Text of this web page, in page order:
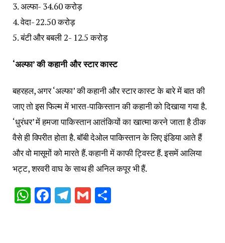
3. अल्फा- 34.60 करोड़
4. वेदा- 22.50 करोड़
5. बंटी और बबली 2- 12.5 करोड़
‘अल्फा’ की कहानी और स्टार कास्ट
बहरहल, अगर ‘अल्फा’ की कहानी और स्टार कास्ट के बारे में बात की
जाए तो इस फिल्म में भारत-पाकिस्तान की कहानी को दिखाया गया है.
‘धुरंधर’ में हमजा पाकिस्तान आतंकियों का खात्मा करने जाता है ठीक
वैसे ही विपरीत होता है. बॉबी देओल पाकिस्तान के लिए इंडिया आते हैं
और वो मासूमों को मारते हैं. कहानी में काफी ट्विस्ट हैं. इसमें आलिया
भट्ट, शरवरी वाघ के साथ ही अनिल कपूर भी हैं.
WhatsApp
Facebook
Telegram
Gmail